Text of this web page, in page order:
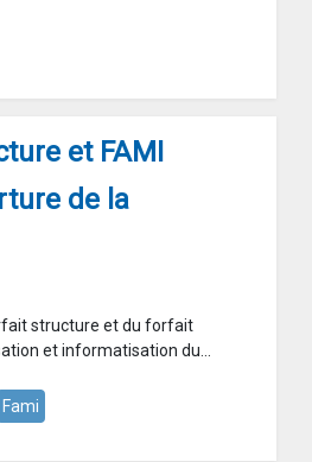
et FAMI
de la
structure et du forfait
et informatisation du...
Fami